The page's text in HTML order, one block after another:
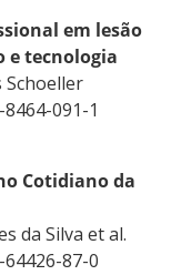
em lesão
e tecnologia
Schoeller
091-1
Cotidiano da
da Silva et al.
87-0